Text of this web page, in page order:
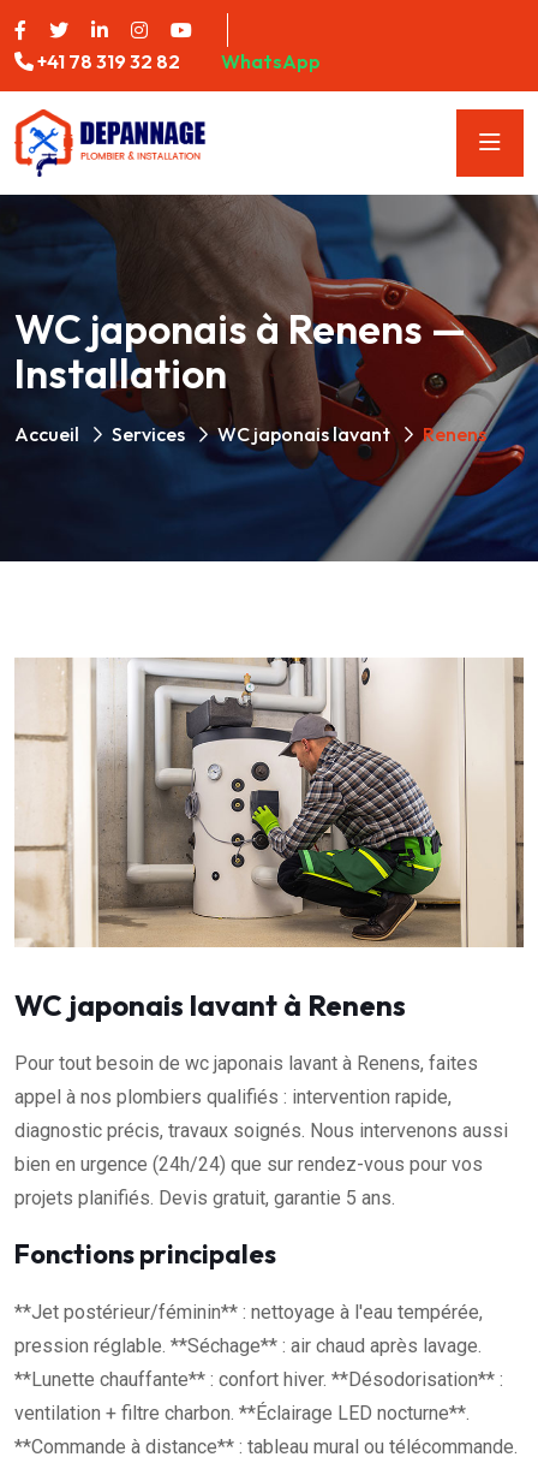
+41 78 319 32 82 WhatsApp
WC japonais à Renens —
Installation
Accueil Services WC japonais lavant Renens
WC japonais lavant à Renens
Pour tout besoin de wc japonais lavant à Renens, faites
appel à nos plombiers qualifiés : intervention rapide,
diagnostic précis, travaux soignés. Nous intervenons aussi
bien en urgence (24h/24) que sur rendez-vous pour vos
projets planifiés. Devis gratuit, garantie 5 ans.
Fonctions principales
**Jet postérieur/féminin** : nettoyage à l'eau tempérée,
pression réglable. **Séchage** : air chaud après lavage.
**Lunette chauffante** : confort hiver. **Désodorisation** :
ventilation + filtre charbon. **Éclairage LED nocturne**.
**Commande à distance** : tableau mural ou télécommande.